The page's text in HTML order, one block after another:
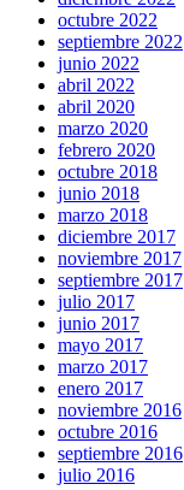
octubre 2022
septiembre 2022
junio 2022
abril 2022
abril 2020
marzo 2020
febrero 2020
octubre 2018
junio 2018
marzo 2018
diciembre 2017
noviembre 2017
septiembre 2017
julio 2017
junio 2017
mayo 2017
marzo 2017
enero 2017
noviembre 2016
octubre 2016
septiembre 2016
julio 2016